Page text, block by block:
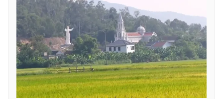
® Cấm sao chép dưới mọi hình thức nếu không có sự chấp
thuận bằng văn bản. Ghi rõ nguồn VTV.vn khi phát hành lại
thông tin từ website này.